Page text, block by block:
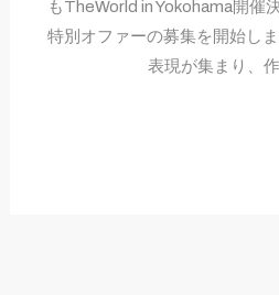
もTheWorld in Yokohama開催
特別オファーの募集を開始し
表現が集まり、